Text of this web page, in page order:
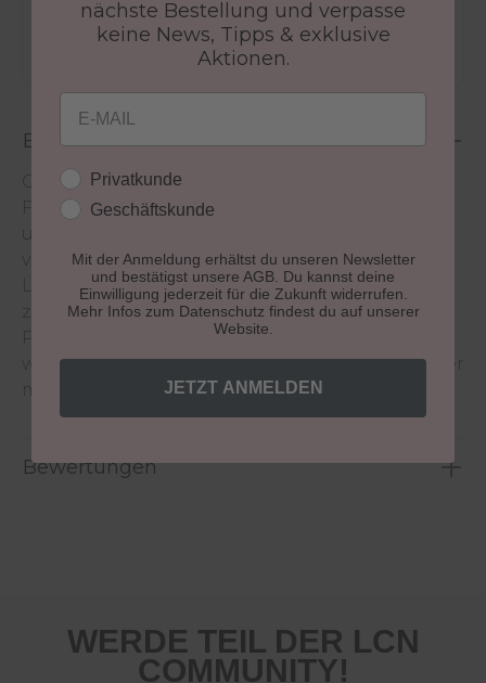
Jetzt shoppen - bezahlen in 30 Tagen
Beschreibung
Clean Beauty. Gut für deine Nägel - Gut für dich.
Für eine besonders sanfte Formulierung
unserer neuen wasserbasierten Nagellacke
verzichten wir für die Lackbasis auf chemische
Lösungsmittel und verwenden stattdessen bis
zu 55 % Wasser. Unser Waterbased Peel-Off Nail
Polish ist genauso leicht aufzutragen wie auch
wieder abzulösen. Es ist kein Nagellackentferner
mehr nötig.
Bewertungen
WERDE TEIL DER LCN
COMMUNITY!
nächste Bestellung und verpasse
keine News, Tipps & exklusive
Aktionen.
Email
Kundengruppe
Privatkunde
Geschäftskunde
Mit der Anmeldung erhältst du unseren Newsletter
und bestätigst unsere AGB. Du kannst deine
Einwilligung jederzeit für die Zukunft widerrufen.
Mehr Infos zum Datenschutz findest du auf unserer
Website.
JETZT ANMELDEN